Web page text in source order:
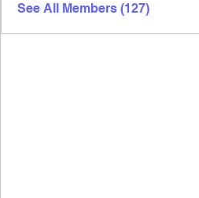
See All Members (127)